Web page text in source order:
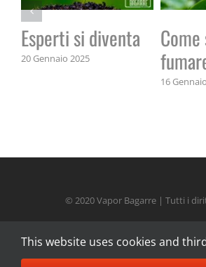
Esperti si diventa
20 Gennaio 2025
16
© 2020 Vapor Bagarre | Tutti i
FacebookInstagram
Twitch
This website uses cookies and